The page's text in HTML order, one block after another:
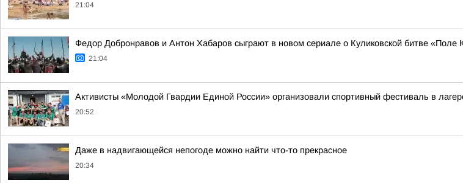
21:04
Федор Добронравов и Антон Хабаров сыграют в новом сериале о Куликовской битве «Поле
21:04
Активисты «Молодой Гвардии Единой России» организовали спортивный фестиваль в
20:52
Даже в надвигающейся непогоде можно найти что-то прекрасное
20:34